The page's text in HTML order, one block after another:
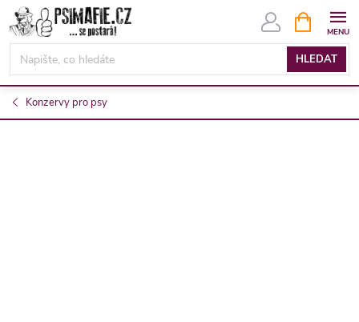
Přejít
na
obsah
HLEDAT
NÁKUPNÍ
KOŠÍK
Konzervy pro psy